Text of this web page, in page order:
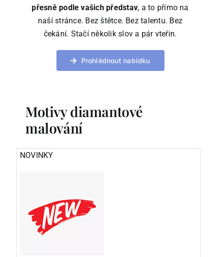
přesně podle vašich představ, a to přímo na
naší stránce. Bez štětce. Bez talentu. Bez
čekání. Stačí několik slov a pár vteřin.
Prohlédnout nabídku
Motivy diamantové
malování
NOVINKY